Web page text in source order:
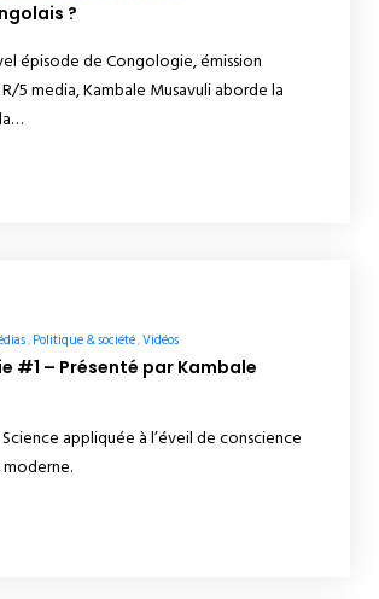
?
épisode de Congologie, émission
5 media, Kambale Musavuli aborde la
Politique & société Vidéos
#1 – Présenté par Kambale
appliquée à l’éveil de conscience